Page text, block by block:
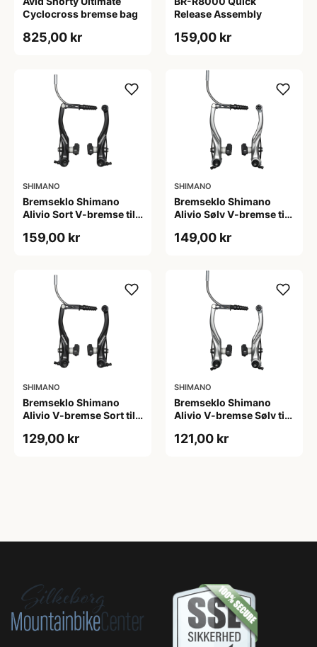
Cyclocross bremse bag
825,00 kr
Release Assembly
159,00 kr
SHIMANO
Bremseklo Shimano
Alivio Sort V-bremse til
159,00 kr
SHIMANO
Bremseklo Shimano
Alivio Sølv V-bremse til
149,00 kr
SHIMANO
Bremseklo Shimano
Alivio V-bremse Sort til
129,00 kr
SHIMANO
Bremseklo Shimano
Alivio V-bremse Sølv til
121,00 kr